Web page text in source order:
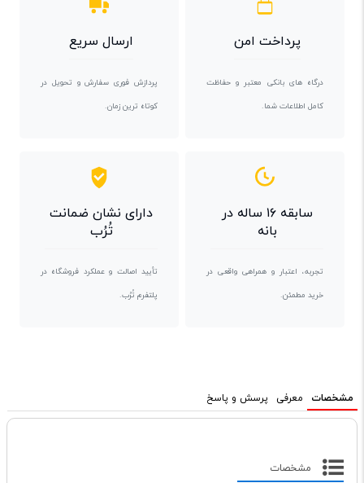
پرداخت امن
درگاه های بانکی معتبر و حفاظت
کامل اطلاعات شما.
ارسال سریع
پردازش فوری سفارش و تحویل در
کوتاه ترین زمان.
سابقه ۱۶ ساله در
بانه
تجربه، اعتبار و همراهی واقعی در
خرید مطمئن.
دارای نشان ضمانت
تُرُب
تأیید اصالت و عملکرد فروشگاه در
پلتفرم تُرُب.
مشخصات معرفی پرسش و پاسخ
مشخصات